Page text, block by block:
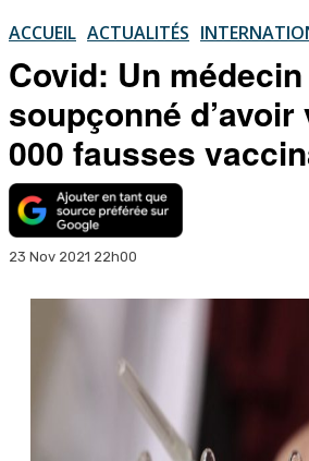
ACCUEIL ACTUALITÉS
Covid: Un
soupçonné d’avoir
000 fausses
23 Nov 2021 22h00